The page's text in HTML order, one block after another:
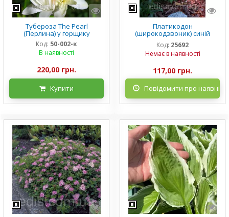
Тубероза The Pearl
(Перлина) у горщику
Код: 50-002-к
В наявності
220,00 грн.
Купити
Платикодон
(широкодзвоник) синій
низькорослий Mariesii у
горщику
Код: 25692
Немає в наявності
117,00 грн.
Повідомити про